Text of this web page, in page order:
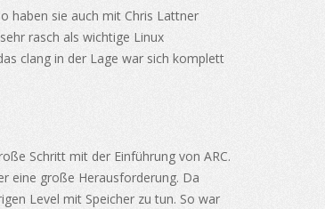
haben sie auch mit Chris Lattner
rasch als wichtige Linux
clang in der Lage war sich komplett
Schritt mit der Einführung von ARC.
eine große Herausforderung. Da
Level mit Speicher zu tun. So war